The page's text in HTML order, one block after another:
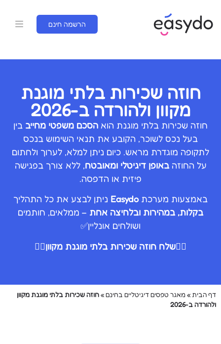
הרשמה חינם
חוזה שכירות בלתי מוגנת
מקוון ולהורדה ב-2026
חוזה שכירות בלתי מוגנת הוא הסכם משפטי מחייב בין
בעל נכס לשוכר, הקובע את תנאי השימוש בנכס
לתקופה מוגדרת מראש. כיום ניתן למלא, לערוך ולחתום
על החוזהבאופן דיגיטלי ומאובטח, ללא צורך בפגישה
פיזית או הדפסה.
באמצעות מערכתEasydo ניתן לבצע את כל התהליך
בקלות, במהירות ובלחיצה אחת – ממלאים, חותמים
ושולחים אונליין✅
👇🏻שלח חוזה שכירות בלתי מוגנת מקוון👇🏻
דף הבית »מאגר טפסים דיגיטליים בחינם»חוזה שכירות בלתי מוגנת מקוון
ולהורדה ב-2026